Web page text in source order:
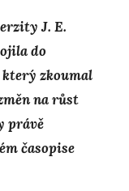
J. E.
do
který zkoumal
na růst
právě
časopise